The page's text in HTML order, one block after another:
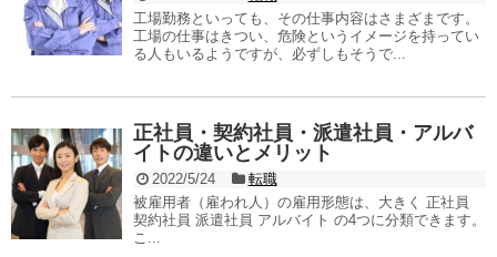
工場勤務といっても、その仕事内容はさまざまです。
工場の仕事はきつい、危険というイメージを持ってい
る人もいるようですが、必ずしもそうで...
正社員・契約社員・派遣社員・アルバ
イトの違いとメリット
2022/5/24
転職
被雇用者（雇われ人）の雇用形態は、大きく 正社員
契約社員 派遣社員 アルバイト の4つに分類できます。
こ...